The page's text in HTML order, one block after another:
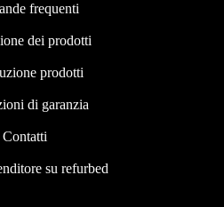
frequenti
dei prodotti
prodotti
di garanzia
Contatti
su refurbed